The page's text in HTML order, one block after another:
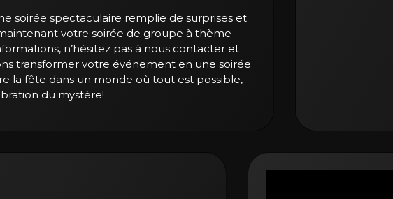
soirée spectaculaire remplie de surprises et
votre soirée de groupe à thème
n’hésitez pas à nous contacter et
transformer votre événement en une soirée
la fête dans un monde où tout est possible,
du mystère!